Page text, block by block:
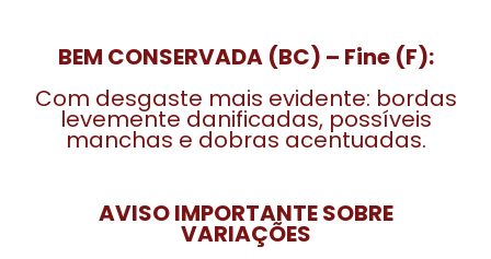
BEM CONSERVADA (BC) – Fine (F):
Com desgaste mais evidente: bordas
levemente danificadas, possíveis
manchas e dobras acentuadas.
AVISO IMPORTANTE SOBRE
VARIAÇÕES